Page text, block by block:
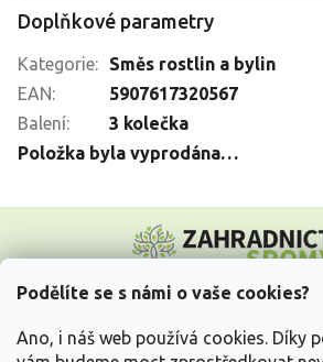
Podělíte se s námi o vaše cookies?
Ano, i náš web používá cookies. Díky
Doplňkové parametry
Kategorie:
Směs rostlin a bylin
EAN:
5907617320567
Balení:
3 kolečka
Položka byla vyprodána…
p
Vše o nákupu